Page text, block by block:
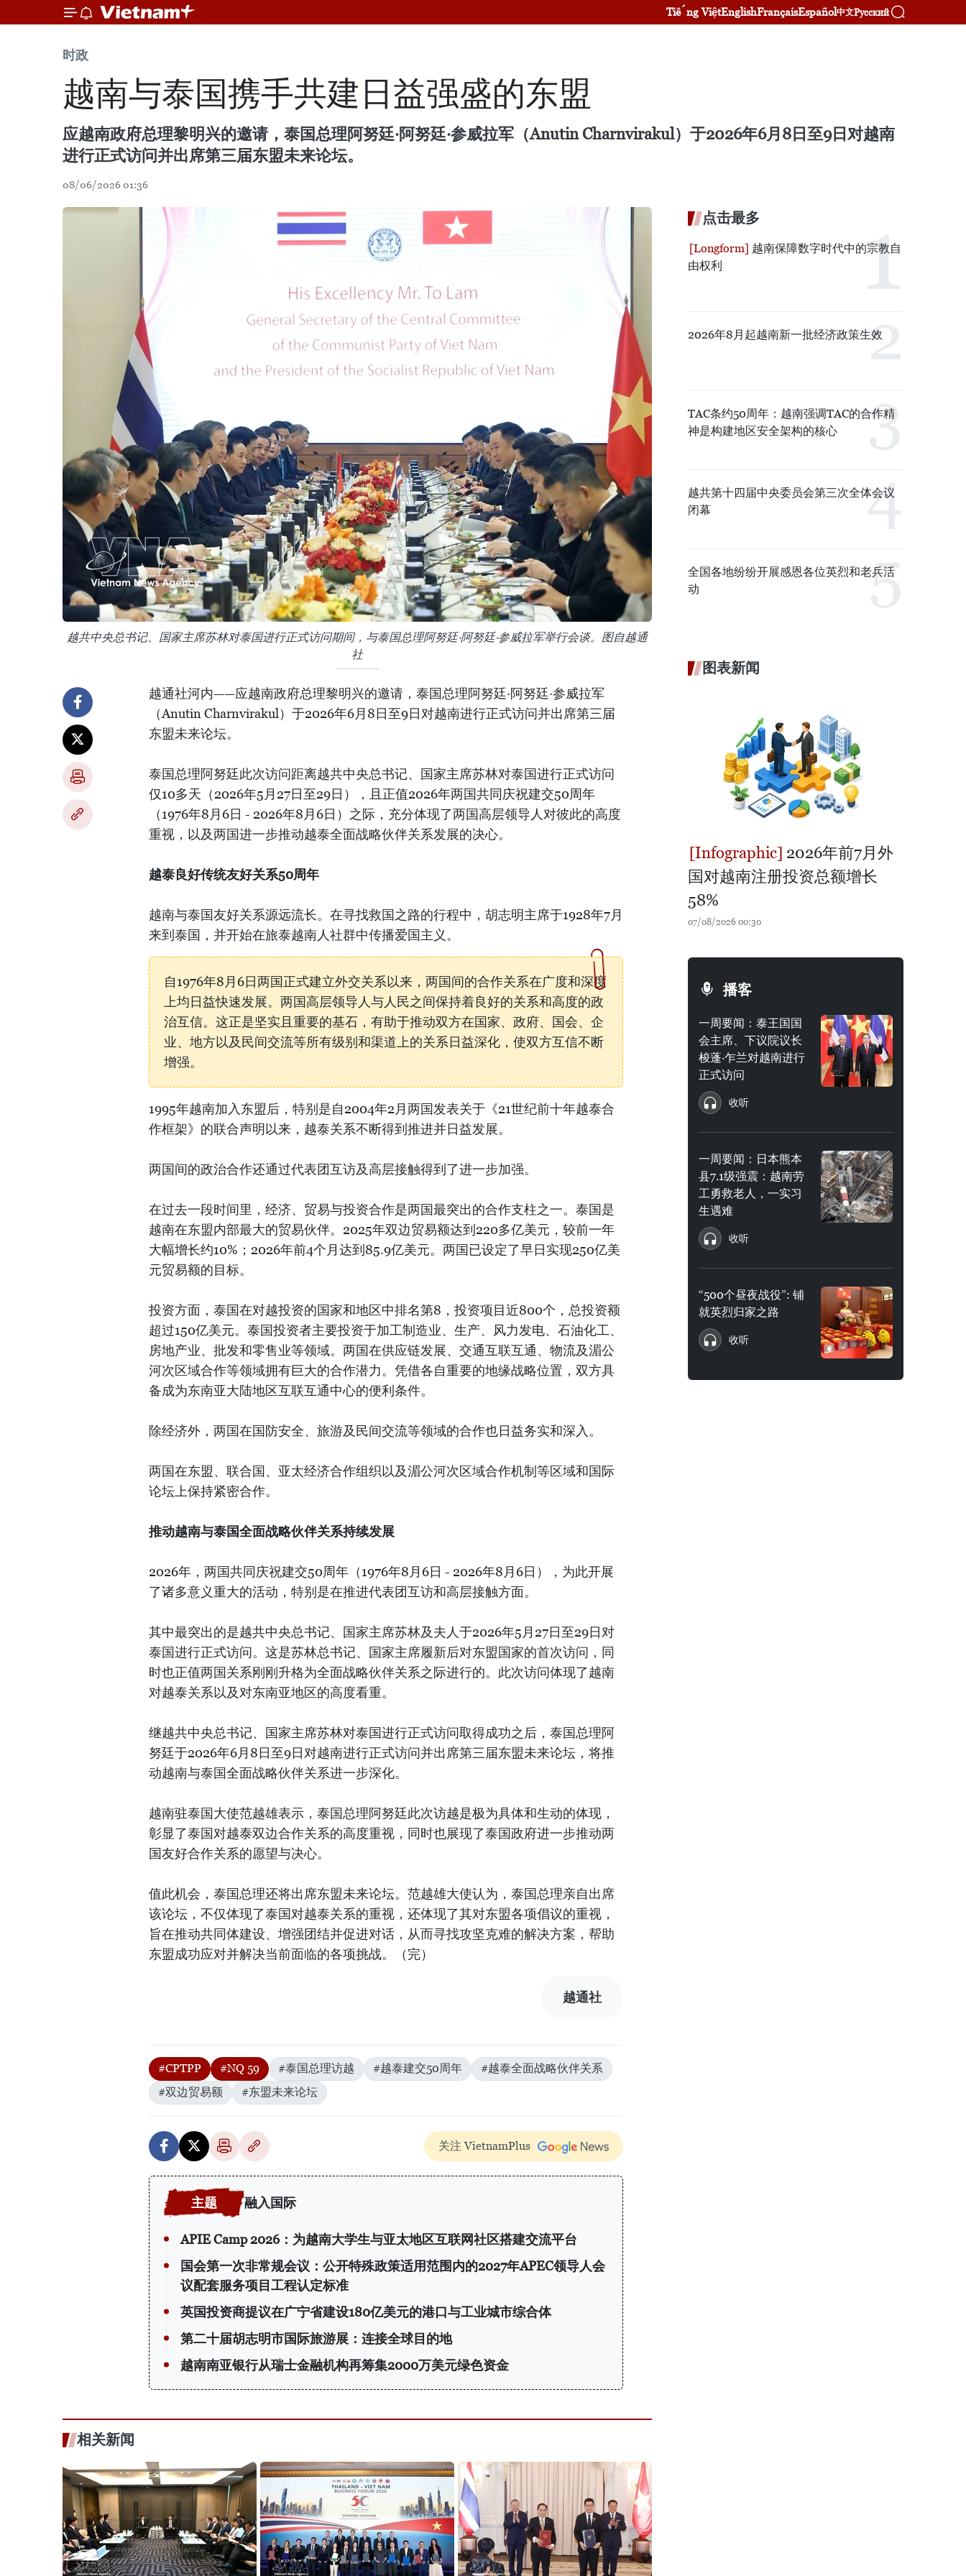
Tiếng ViệtEnglishFrançaisEspañol中文Русский
时政
越南与泰国携手共建日益强盛的东盟
应越南政府总理黎明兴的邀请，泰国总理阿努廷·阿努廷·参威拉军（Anutin Charnvirakul）于2026年6月8日至9日对越南
进行正式访问并出席第三届东盟未来论坛。
08/06/2026 01:36
越共中央总书记、国家主席苏林对泰国进行正式访问期间，与泰国总理阿努廷·阿努廷·参威拉军举行会谈。图自越通
社
越通社河内——应越南政府总理黎明兴的邀请，泰国总理阿努廷·阿努廷·参威拉军
（Anutin Charnvirakul）于2026年6月8日至9日对越南进行正式访问并出席第三届
东盟未来论坛。
泰国总理阿努廷此次访问距离越共中央总书记、国家主席苏林对泰国进行正式访问
仅10多天（2026年5月27日至29日），且正值2026年两国共同庆祝建交50周年
（1976年8月6日 - 2026年8月6日）之际，充分体现了两国高层领导人对彼此的高度
重视，以及两国进一步推动越泰全面战略伙伴关系发展的决心。
越泰良好传统友好关系50周年
越南与泰国友好关系源远流长。在寻找救国之路的行程中，胡志明主席于1928年7月
来到泰国，并开始在旅泰越南人社群中传播爱国主义。
自1976年8月6日两国正式建立外交关系以来，两国间的合作关系在广度和深度
上均日益快速发展。两国高层领导人与人民之间保持着良好的关系和高度的政
治互信。这正是坚实且重要的基石，有助于推动双方在国家、政府、国会、企
业、地方以及民间交流等所有级别和渠道上的关系日益深化，使双方互信不断
增强。
1995年越南加入东盟后，特别是自2004年2月两国发表关于《21世纪前十年越泰合
作框架》的联合声明以来，越泰关系不断得到推进并日益发展。
两国间的政治合作还通过代表团互访及高层接触得到了进一步加强。
在过去一段时间里，经济、贸易与投资合作是两国最突出的合作支柱之一。泰国是
越南在东盟内部最大的贸易伙伴。2025年双边贸易额达到220多亿美元，较前一年
大幅增长约10%；2026年前4个月达到85.9亿美元。两国已设定了早日实现250亿美
元贸易额的目标。
投资方面，泰国在对越投资的国家和地区中排名第8，投资项目近800个，总投资额
超过150亿美元。泰国投资者主要投资于加工制造业、生产、风力发电、石油化工、
房地产业、批发和零售业等领域。两国在供应链发展、交通互联互通、物流及湄公
河次区域合作等领域拥有巨大的合作潜力。凭借各自重要的地缘战略位置，双方具
备成为东南亚大陆地区互联互通中心的便利条件。
除经济外，两国在国防安全、旅游及民间交流等领域的合作也日益务实和深入。
两国在东盟、联合国、亚太经济合作组织以及湄公河次区域合作机制等区域和国际
论坛上保持紧密合作。
推动越南与泰国全面战略伙伴关系持续发展
2026年，两国共同庆祝建交50周年（1976年8月6日 - 2026年8月6日），为此开展
了诸多意义重大的活动，特别是在推进代表团互访和高层接触方面。
其中最突出的是越共中央总书记、国家主席苏林及夫人于2026年5月27日至29日对
泰国进行正式访问。这是苏林总书记、国家主席履新后对东盟国家的首次访问，同
时也正值两国关系刚刚升格为全面战略伙伴关系之际进行的。此次访问体现了越南
对越泰关系以及对东南亚地区的高度看重。
继越共中央总书记、国家主席苏林对泰国进行正式访问取得成功之后，泰国总理阿
努廷于2026年6月8日至9日对越南进行正式访问并出席第三届东盟未来论坛，将推
动越南与泰国全面战略伙伴关系进一步深化。
越南驻泰国大使范越雄表示，泰国总理阿努廷此次访越是极为具体和生动的体现，
彰显了泰国对越泰双边合作关系的高度重视，同时也展现了泰国政府进一步推动两
国友好合作关系的愿望与决心。
值此机会，泰国总理还将出席东盟未来论坛。范越雄大使认为，泰国总理亲自出席
该论坛，不仅体现了泰国对越泰关系的重视，还体现了其对东盟各项倡议的重视，
旨在推动共同体建设、增强团结并促进对话，从而寻找攻坚克难的解决方案，帮助
东盟成功应对并解决当前面临的各项挑战。（完）
越通社
#CPTPP #NQ 59 #泰国总理访越 #越泰建交50周年
#越泰全面战略伙伴关系
#双边贸易额
#东盟未来论坛
关注 VietnamPlus
融入国际
APIE Camp 2026：为越南大学生与亚太地区互联网社区搭建交流平台
国会第一次非常规会议：公开特殊政策适用范围内的2027年APEC领导人会
议配套服务项目工程认定标准
英国投资商提议在广宁省建设180亿美元的港口与工业城市综合体
第二十届胡志明市国际旅游展：连接全球目的地
越南南亚银行从瑞士金融机构再筹集2000万美元绿色资金
相关新闻
点击最多
越南保障数字时代中的宗教自
由权利
2026年8月起越南新一批经济政策生效
TAC条约50周年：越南强调TAC的合作精
神是构建地区安全架构的核心
越共第十四届中央委员会第三次全体会议
闭幕
全国各地纷纷开展感恩各位英烈和老兵活
动
图表新闻
2026年前7月外
国对越南注册投资总额增长
58%
07/08/2026 00:30
播客
一周要闻：泰王国国
会主席、下议院议长
梭蓬·乍兰对越南进行
正式访问
收听
一周要闻：日本熊本
县7.1级强震：越南劳
工勇救老人，一实习
生遇难
收听
“500个昼夜战役”: 铺
就英烈归家之路
收听